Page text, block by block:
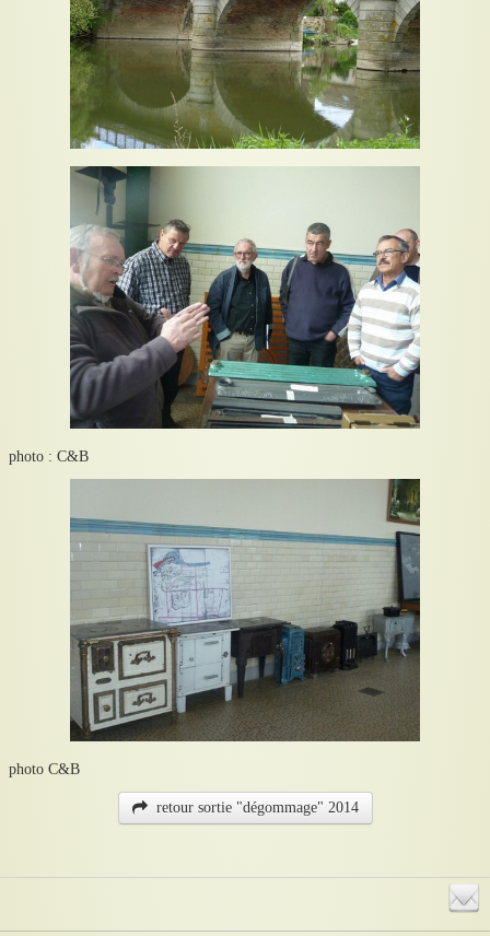
photo : C&B
photo C&B
retour sortie "dégommage" 2014